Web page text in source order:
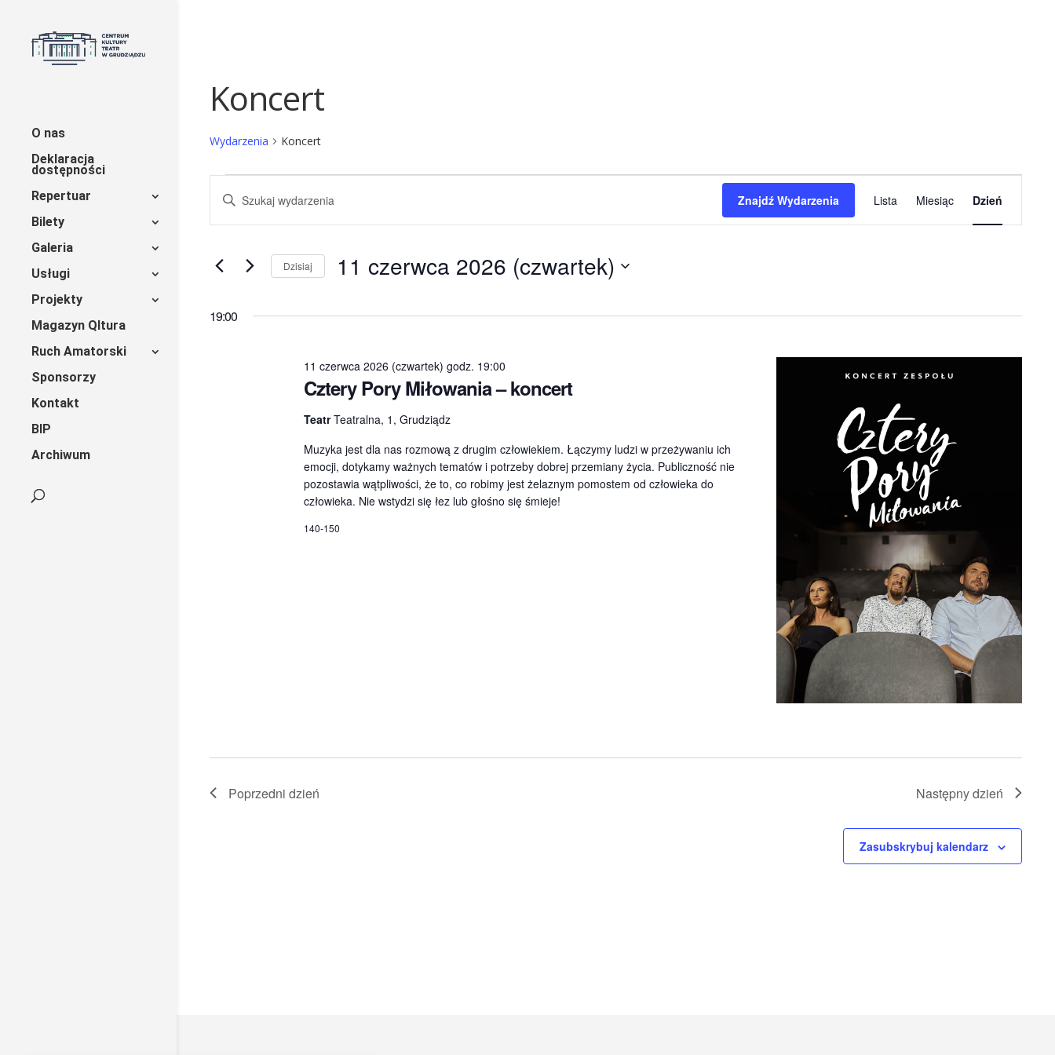
O nas
Deklaracja
dostępności
Repertuar
Bilety
Galeria
Usługi
Projekty
Magazyn Qltura
Ruch Amatorski
Sponsorzy
Kontakt
BIP
Archiwum
Koncert
Wydarzenia Koncert
Wydarzenia
for
czerwca
(czwartek)
Wydarzenia
Nawigacja
wyszukiwaniu
widokach
Wpisz
słowo
kluczowe.
wg
Wydarzenia.
Znajdź Wydarzenia
Widoki
nawigacja
Lista Miesiąc Dzień
Dzisiaj 11 czerwca 2026 (czwartek)
19:00
Cztery Pory Miłowania – koncert
11 czerwca 2026 (czwartek) godz. 19:00
TeatrTeatralna, 1, Grudziądz
Muzyka jest dla nas rozmową z drugim człowiekiem. Łączymy ludzi w przeżywaniu ich
emocji, dotykamy ważnych tematów i potrzeby dobrej przemiany życia. Publiczność nie
pozostawia wątpliwości, że to, co robimy jest żelaznym pomostem od człowieka do
człowieka. Nie wstydzi się łez lub głośno się śmieje!
140-150
Poprzedni dzień Następny dzień
Zasubskrybuj kalendarz